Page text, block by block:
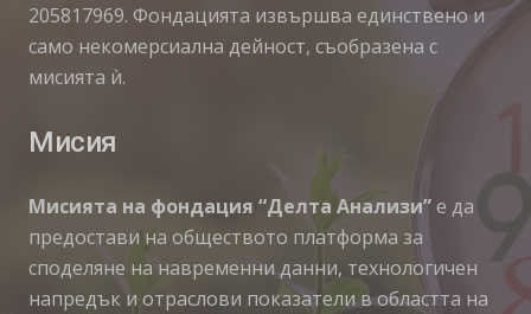
205817969. Фондацията извършва единствено и
само некомерсиална дейност, съобразена с
мисията ѝ.
Мисия
Мисията на фондация “Делта Анализи”е да
предостави на обществото платформа за
споделяне на навременни данни, технологичен
напредък и отраслови показатели в областта на